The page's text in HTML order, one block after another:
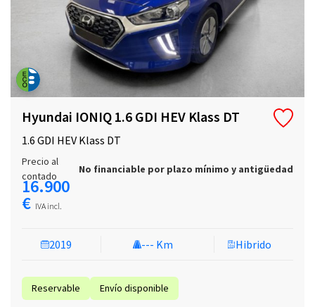
Hyundai IONIQ 1.6 GDI HEV Klass DT
1.6 GDI HEV Klass DT
2019 --- Km Hibrido
Reservable Envío disponible
Precio al
contado
16.900
€ IVA incl.
No financiable por plazo mínimo y antigüedad